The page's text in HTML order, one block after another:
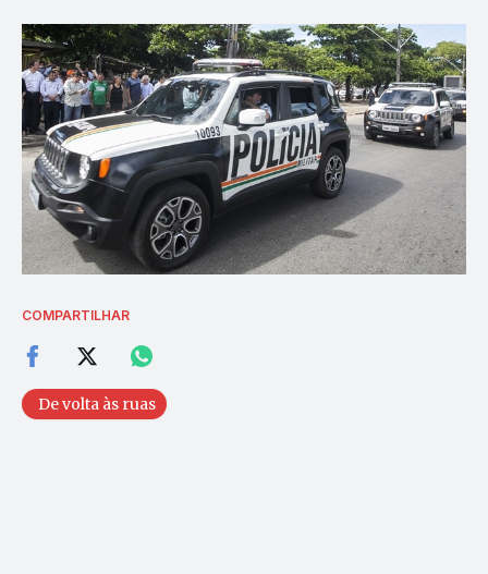
COMPARTILHAR
De volta às ruas